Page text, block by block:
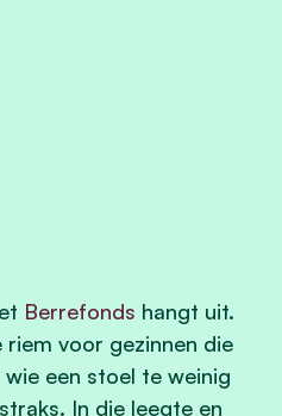
Berrefonds hangt uit.
voor gezinnen die
een stoel te weinig
In die leegte en